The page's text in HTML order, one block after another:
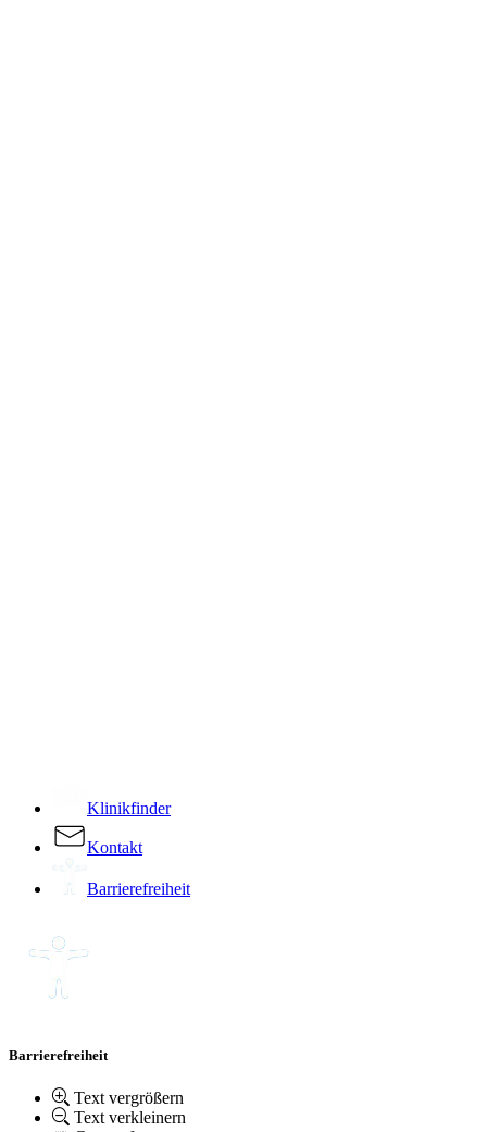
Klinikfinder
Kontakt
Barrierefreiheit
Barrierefreiheit
Text vergrößern
Text verkleinern